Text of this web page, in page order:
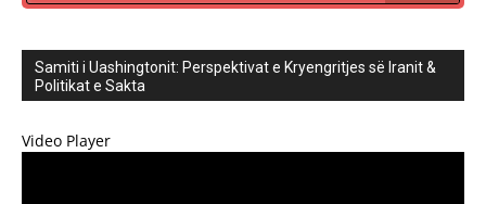
Samiti i Uashingtonit: Perspektivat e Kryengritjes së Iranit &
Politikat e Sakta
Video Player